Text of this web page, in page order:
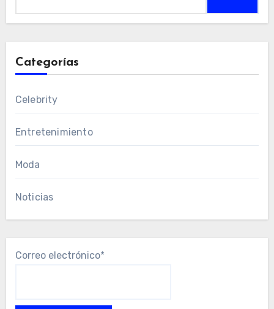
Categorías
Celebrity
Entretenimiento
Moda
Noticias
Correo electrónico*